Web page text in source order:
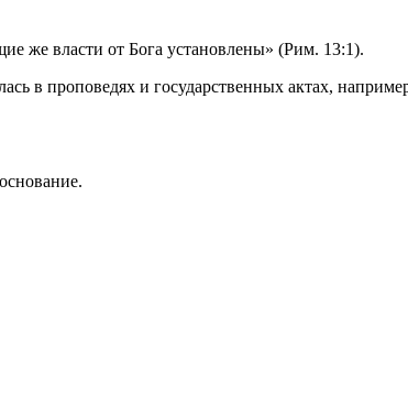
же власти от Бога установлены» (Рим. 13:1).
в проповедях и государственных актах,